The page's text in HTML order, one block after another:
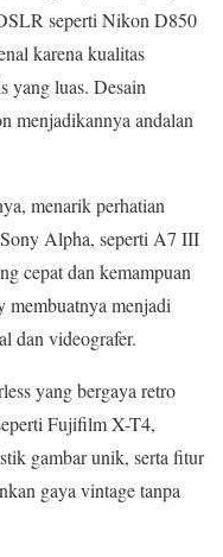
seperti Nikon D850
karena kualitas
yang luas. Desain
menjadikannya andalan
menarik perhatian
Alpha, seperti A7 III
cepat dan kemampuan
menjadi
dan videografer.
yang bergaya retro
Fujifilm X-T4,
gambar unik, serta fitur
gaya vintage tanpa